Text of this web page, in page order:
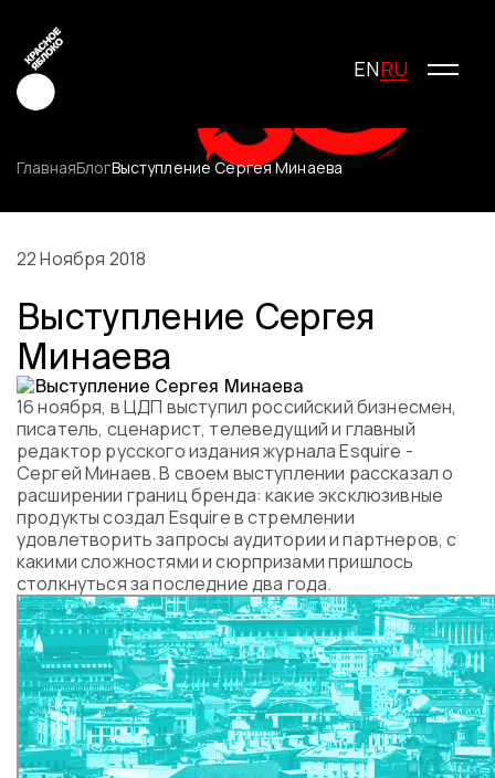
ENRU
Медиа
Молодые креаторы
О фестивале
История фестиваля
Условия участия
Жюри
Победители
Специальные награды
Программа
Часто задаваемые вопросы
Партнеры
Контакты
Блог
Цикл лекций
ВОЙТИ
ГлавнаяБлогВыступление Сергея Минаева
22 Ноября 2018
Выступление Сергея
Минаева
16 ноября, в ЦДП выступил российский бизнесмен,
писатель, сценарист, телеведущий и главный
редактор русского издания журнала Esquire -
Сергей Минаев. В своем выступлении рассказал о
расширении границ бренда: какие эксклюзивные
продукты создал Esquire в стремлении
удовлетворить запросы аудитории и партнеров, с
какими сложностями и сюрпризами пришлось
столкнуться за последние два года.